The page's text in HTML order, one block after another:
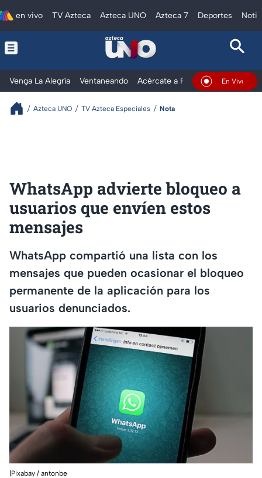
en vivo TV Azteca Azteca UNO Azteca 7 Deportes
Venga La Alegría Ventaneando Acércate a Rocío Al Extremo
En Vivo
Azteca UNO TV Azteca Especiales Nota
WhatsApp advierte bloqueo a
usuarios que envíen estos
mensajes
WhatsApp compartió una lista con los
mensajes que pueden ocasionar el bloqueo
permanente de la aplicación para los
usuarios denunciados.
|Pixabay / antonbe